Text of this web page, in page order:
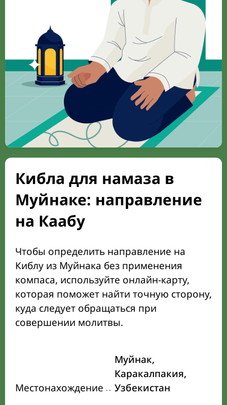
Кибла для намаза в
Муйнаке: направление
на Каабу
Чтобы определить направление на
Киблу из Муйнака без применения
компаса, используйте онлайн-карту,
которая поможет найти точную сторону,
куда следует обращаться при
совершении молитвы.
Местонахождение
Муйнак,
Каракалпакия,
Узбекистан